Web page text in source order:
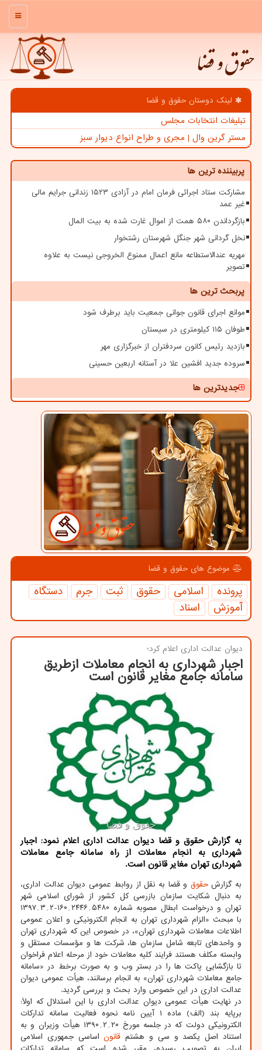
منو
حقوق و قضا
لینک دوستان حقوق و قضا
تبلیغات انتخابات مجلس
مستر گرین وال | مجری و طراح انواع دیوار سبز
پربیننده ترین ها
مشارکت ستاد اجرائی فرمان امام در آزادی ۱۵۲۳ زندانی جرایم مالی
غیر عمد
بازگرداندن ۵۸۰ همت از اموال غارت شده به بیت المال
نخل گردانی شهر جنگل شهرستان رشتخوار
مهریه عندالاستطاعه مانع اعمال ممنوع الخروجی نیست به علاوه
تصویر
پربحث ترین ها
موانع اجرای قانون جوانی جمعیت باید برطرف شود
طوفان ۱۱۵ کیلومتری در سیستان
بازدید رئیس کانون سردفتران از خبرگزاری مهر
سروده جدید افشین علا در آستانه اربعین حسینی
جدیدترین ها
موضوع های حقوق و قضا
پرونده اسلامی حقوق ثبت جرم
دستگاه
آموزش
اسناد
دیوان عدالت اداری اعلام كرد؛
اجبار شهرداری به انجام معاملات ازطریق
سامانه جامع مغایر قانون است
به گزارش حقوق و قضا دیوان عدالت اداری اعلام نمود: اجبار
شهرداری به انجام معاملات از راه سامانه جامع معاملات
شهرداری تهران مغایر قانون است.
به گزارشحقوق و قضا به نقل از روابط عمومی دیوان عدالت اداری،
به دنبال شکایت سازمان بازرسی کل کشور از شورای اسلامی شهر
تهران و درخواست ابطال مصوبه شماره ۵۴۸۰؍۲۴۴۶؍۱۶۰-۲؍۳؍۱۳۹۷
با مبحث «الزام شهرداری تهران به انجام الکترونیکی و اعلان عمومی
اطلاعات معاملات شهرداری تهران»، در خصوص این که شهرداری تهران
و واحدهای تابعه شامل سازمان ها، شرکت ها و مؤسسات مستقل و
وابسته مکلف هستند فرایند کلیه معاملات خود از مرحله اعلام فراخوان
تا بازگشایی پاکت ها را در بستر وب و به صورت برخط در «سامانه
جامع معاملات شهرداری تهران» به انجام برسانند، هیأت عمومی دیوان
عدالت اداری در این خصوص وارد بحث و بررسی گردید.
در نهایت هیأت عمومی دیوان عدالت اداری با این استدلال که اولاً:
برپایه بند (الف) ماده ۱ آیین نامه نحوه فعالیت سامانه تدارکات
الکترونیکی دولت که در جلسه مورخ ۲۰؍۲؍۱۳۹۰ هیأت وزیران و به
استناد اصل یکصد و سی و هشتم قانوناساسی جمهوری اسلامی